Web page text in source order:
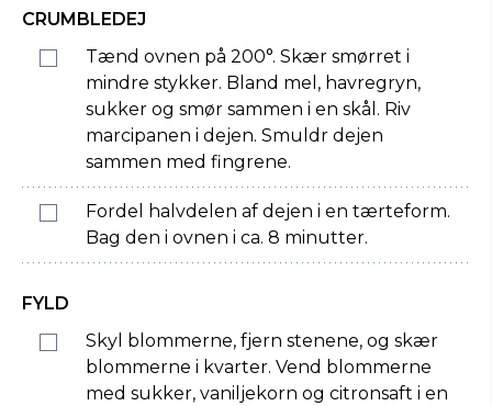
CRUMBLEDEJ
Tænd ovnen på 200°. Skær smørret i
mindre stykker. Bland mel, havregryn,
sukker og smør sammen i en skål. Riv
marcipanen i dejen. Smuldr dejen
sammen med fingrene.
Fordel halvdelen af dejen i en tærteform.
Bag den i ovnen i ca. 8 minutter.
FYLD
Skyl blommerne, fjern stenene, og skær
blommerne i kvarter. Vend blommerne
med sukker, vaniljekorn og citronsaft i en